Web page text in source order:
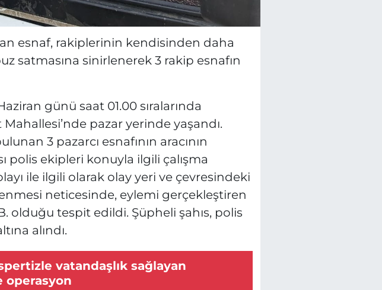
esnaf, rakiplerinin kendisinden daha
satmasına sinirlenerek 3 rakip esnafın
günü saat 01.00 sıralarında
pazar yerinde yaşandı.
3 pazarcı esnafının aracının
polis ekipleri konuyla ilgili çalışma
ile ilgili olarak olay yeri ve çevresindeki
neticesinde, eylemi gerçekleştiren
olduğu tespit edildi. Şüpheli şahıs, polis
alındı.
vatandaşlık sağlayan
operasyon